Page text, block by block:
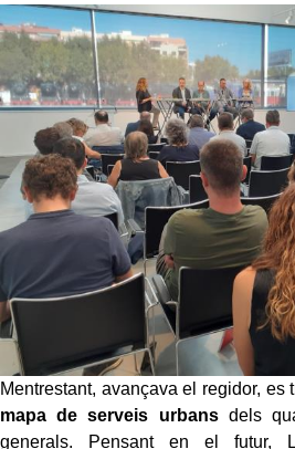
Mentrestant, avançava el regidor, es
mapa de serveis urbansdels
generals. Pensant en el futur,